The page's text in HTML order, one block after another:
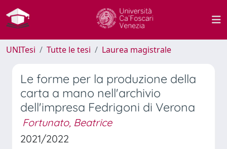
UNITesi Tutte le tesi Laurea magistrale
Le forme per la produzione della
carta a mano nell'archivio
dell'impresa Fedrigoni di Verona
Fortunato, Beatrice
2021/2022